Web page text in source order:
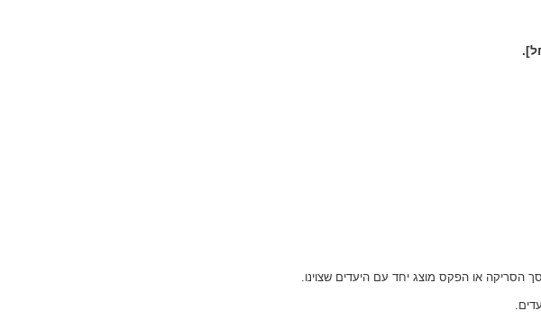
הסריקה או הפקס מוצג יחד עם היעדים שצוינו.